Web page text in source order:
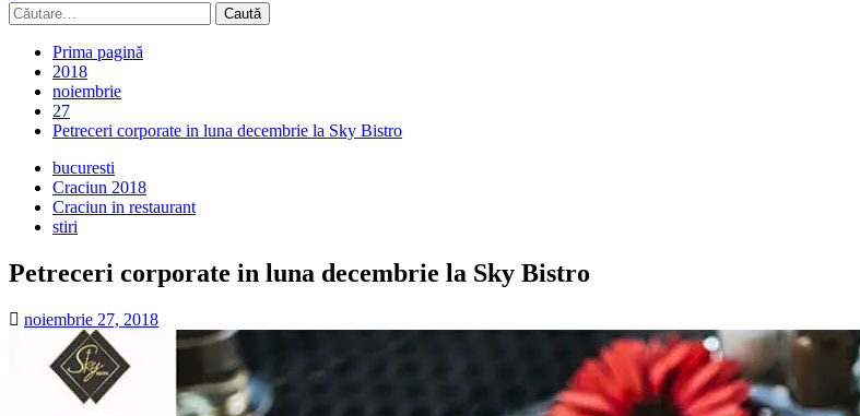
Caută
după:
Prima pagină
2018
noiembrie
27
Petreceri corporate in luna decembrie la Sky Bistro
bucuresti
Craciun 2018
Craciun in restaurant
stiri
Petreceri corporate in luna decembrie la Sky Bistro
noiembrie 27, 2018